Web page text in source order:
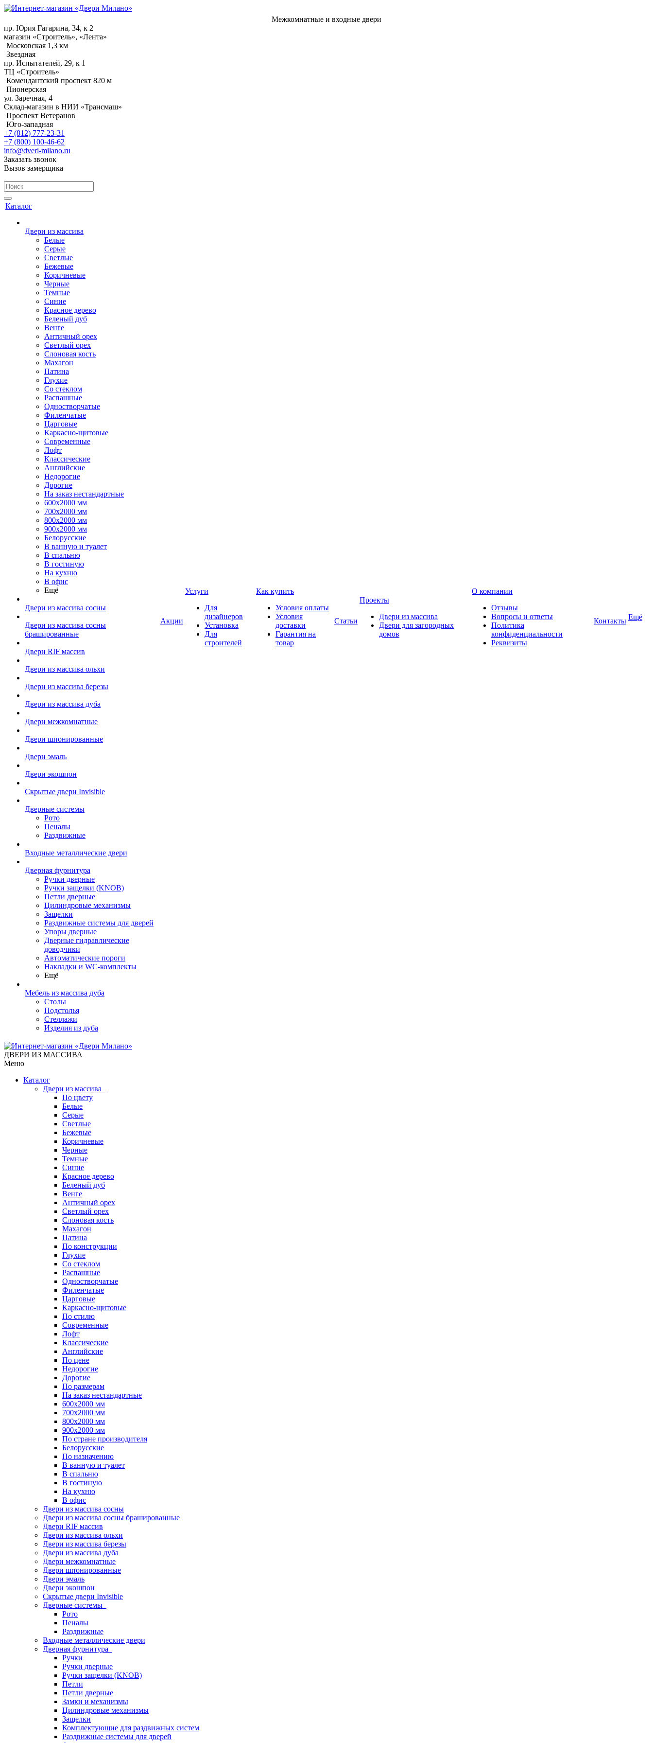
Межкомнатные и входные двери
пр. Юрия Гагарина, 34, к 2
магазин «Строитель», «Лента»
Московская 1,3 км
Звездная
пр. Испытателей, 29, к 1
ТЦ «Строитель»
Комендантский проспект 820 м
Пионерская
ул. Заречная, 4
Склад-магазин в НИИ «Трансмаш»
Проспект Ветеранов
Юго-западная
+7 (812) 777-23-31
+7 (800) 100-46-62
info@dveri-milano.ru
Заказать звонок
Вызов замерщика
Каталог
Двери из массива
Белые
Серые
Светлые
Бежевые
Коричневые
Черные
Темные
Синие
Красное дерево
Беленый дуб
Венге
Античный орех
Светлый орех
Слоновая кость
Махагон
Патина
Глухие
Со стеклом
Распашные
Одностворчатые
Филенчатые
Царговые
Каркасно-щитовые
Современные
Лофт
Классические
Английские
Недорогие
Дорогие
На заказ нестандартные
600х2000 мм
700х2000 мм
800х2000 мм
900х2000 мм
Белорусские
В ванную и туалет
В спальню
В гостиную
На кухню
В офис
Ещё
Двери из массива сосны
Двери из массива сосны
брашированные
Двери RIF массив
Двери из массива ольхи
Двери из массива березы
Двери из массива дуба
Двери межкомнатные
Двери шпонированные
Двери эмаль
Двери экошпон
Скрытые двери Invisible
Дверные системы
Рото
Пеналы
Раздвижные
Входные металлические двери
Дверная фурнитура
Ручки дверные
Ручки защелки (KNOB)
Петли дверные
Цилиндровые механизмы
Защелки
Раздвижные системы для дверей
Упоры дверные
Дверные гидравлические
доводчики
Автоматические пороги
Накладки и WC-комплекты
Ещё
Мебель из массива дуба
Столы
Подстолья
Стеллажи
Изделия из дуба
Акции
Услуги
Для
дизайнеров
Установка
Для
строителей
Как купить
Условия оплаты
Условия
доставки
Гарантия на
товар
Статьи
Проекты
Двери из массива
Двери для загородных
домов
О компании
Отзывы
Вопросы и ответы
Политика
конфиденциальности
Реквизиты
Контакты Ещё
ДВЕРИ ИЗ МАССИВА
Меню
Каталог
Двери из массива
По цвету
Белые
Серые
Светлые
Бежевые
Коричневые
Черные
Темные
Синие
Красное дерево
Беленый дуб
Венге
Античный орех
Светлый орех
Слоновая кость
Махагон
Патина
По конструкции
Глухие
Со стеклом
Распашные
Одностворчатые
Филенчатые
Царговые
Каркасно-щитовые
По стилю
Современные
Лофт
Классические
Английские
По цене
Недорогие
Дорогие
По размерам
На заказ нестандартные
600х2000 мм
700х2000 мм
800х2000 мм
900х2000 мм
По стране производителя
Белорусские
По назначению
В ванную и туалет
В спальню
В гостиную
На кухню
В офис
Двери из массива сосны
Двери из массива сосны брашированные
Двери RIF массив
Двери из массива ольхи
Двери из массива березы
Двери из массива дуба
Двери межкомнатные
Двери шпонированные
Двери эмаль
Двери экошпон
Скрытые двери Invisible
Дверные системы
Рото
Пеналы
Раздвижные
Входные металлические двери
Дверная фурнитура
Ручки
Ручки дверные
Ручки защелки (KNOB)
Петли
Петли дверные
Замки и механизмы
Цилиндровые механизмы
Защелки
Комплектующие для раздвижных систем
Раздвижные системы для дверей